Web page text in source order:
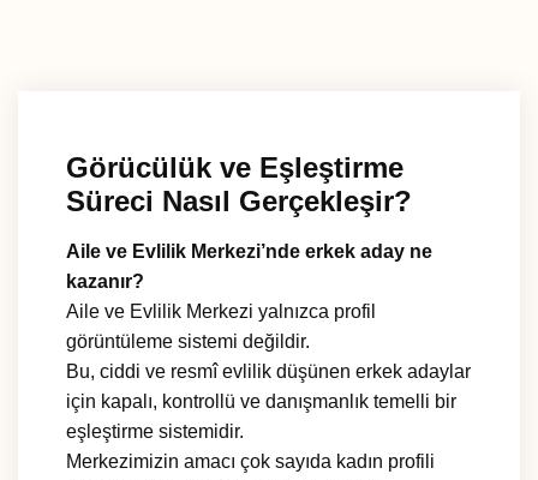
Görücülük ve Eşleştirme
Süreci Nasıl Gerçekleşir?
Aile ve Evlilik Merkezi’nde erkek aday ne
kazanır?
Aile ve Evlilik Merkezi yalnızca profil
görüntüleme sistemi değildir.
Bu, ciddi ve resmî evlilik düşünen erkek adaylar
için kapalı, kontrollü ve danışmanlık temelli bir
eşleştirme sistemidir.
Merkezimizin amacı çok sayıda kadın profili